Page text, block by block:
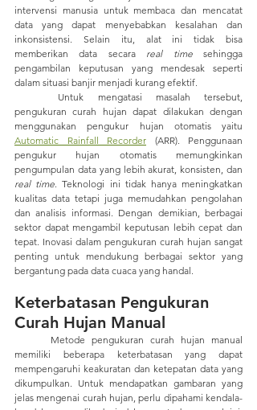
intervensi manusia untuk membaca dan mencatat
data yang dapat menyebabkan kesalahan dan
inkonsistensi. Selain itu, alat ini tidak bisa
memberikan data secara real time sehingga
pengambilan keputusan yang mendesak seperti
dalam situasi banjir menjadi kurang efektif.
pengukuran curah hujan dapat dilakukan dengan
Automatic Rainfall Recorder (ARR). Penggunaan
pengukur hujan otomatis memungkinkan
real time . Teknologi ini tidak hanya meningkatkan
kualitas data tetapi juga memudahkan pengolahan
dan analisis informasi. Dengan demikian, berbagai
sektor dapat mengambil keputusan lebih cepat dan
tepat. Inovasi dalam pengukuran curah hujan sangat
penting untuk mendukung berbagai sektor yang
bergantung pada data cuaca yang handal.
Keterbatasan Pengukuran
Curah Hujan Manual
memiliki beberapa keterbatasan yang dapat
mempengaruhi keakuratan dan ketepatan data yang
dikumpulkan. Untuk mendapatkan gambaran yang
jelas mengenai curah hujan, perlu dipahami kendala-